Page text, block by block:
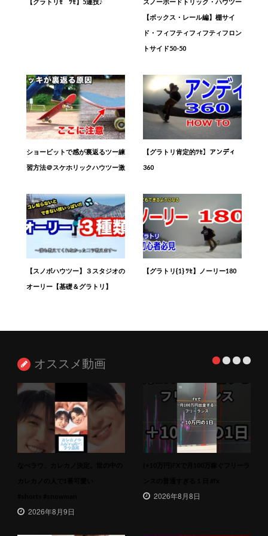
【ボックス・レール編】棚サイ
ド・フィフティフィフティフロン
トサイド50-50
ショービットで感が裏返るツー練
習方法＠スケホリックハウツー激
【グラトリ肯定的ﾂｾ】アンディ
360
【スノボハウツー】３スタジオの
オーリー【基礎＆グラトリ】
【グラトリ{1} ﾂｾ】ノーリー180
オススメ動画
2026年8月9日
2026年8月8日